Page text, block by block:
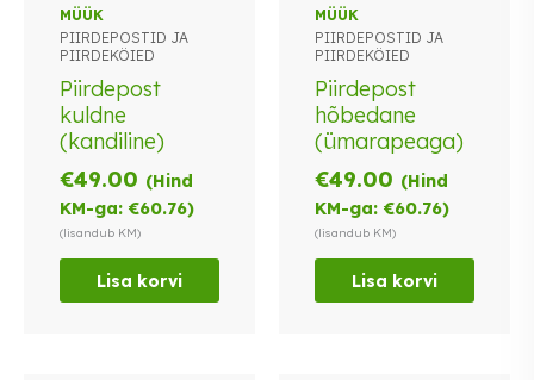
MÜÜK
PIIRDEPOSTID JA
PIIRDEKÖIED
Piirdepost
kuldne
(kandiline)
€49.00 (Hind
KM-ga:€60.76)
(lisandub KM)
Lisa korvi
MÜÜK
PIIRDEPOSTID JA
PIIRDEKÖIED
Piirdepost
hõbedane
(ümarapeaga)
€49.00 (Hind
KM-ga:€60.76)
(lisandub KM)
Lisa korvi